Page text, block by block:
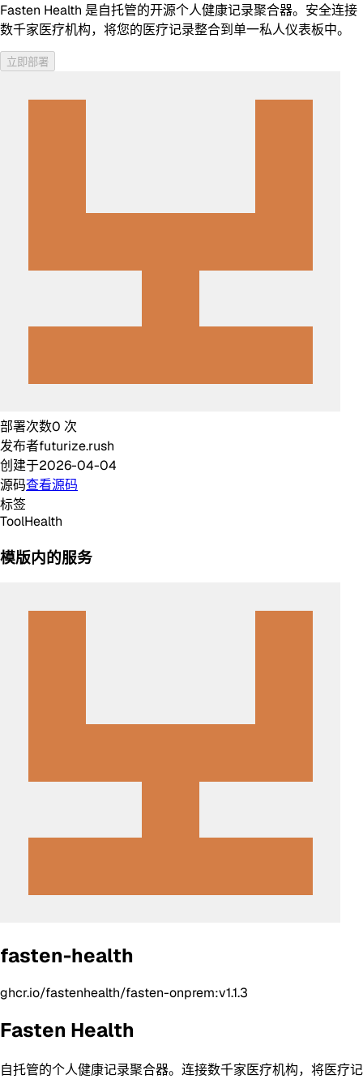
Fasten Health 是自托管的开源个人健康记录聚合器。安全连接
数千家医疗机构，将您的医疗记录整合到单一私人仪表板中。
立即部署
部署次数0 次
发布者futurize.rush
创建于2026-04-04
源码查看源码
标签
ToolHealth
模版内的服务
fasten-health
ghcr.io/fastenhealth/fasten-onprem:v1.1.3
Fasten Health
自托管的个人健康记录聚合器。连接数千家医疗机构，将医疗记